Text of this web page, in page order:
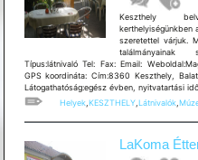
Keszthely
kerthelyiségünkben
szeretettel várjuk.
találmányainak
Típus:látnivaló Tel: Fax: Email:
GPS koordináta: Cím:8360 Keszthely,
Látogathatóság:egész évben, nyitvatartási
Helyek, KESZTHELY, Látnivalók,
LaKoma